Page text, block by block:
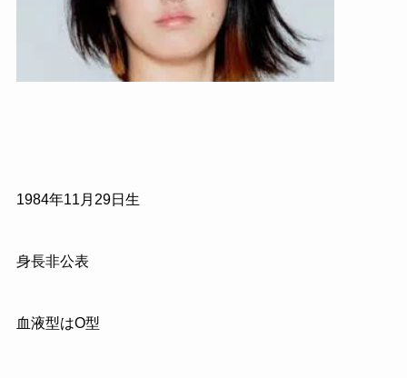
1984年11月29日生
身長非公表
血液型はO型